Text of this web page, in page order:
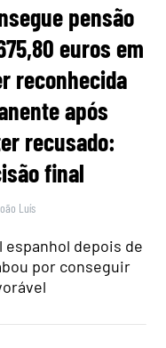
pensão
euros em
reconhecida
após
recusado:
final
Luís
depois de
por conseguir